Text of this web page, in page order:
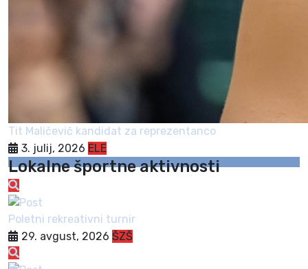
Tit Maličevič kandidat za reprezentanco
3. julij, 2026 ELE
Lokalne športne aktivnosti
Poletni rekreativni turnir
29. avgust, 2026 ŠZŠ